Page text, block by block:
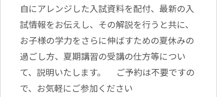
自にアレンジした入試資料を配付、最新の入
試情報をお伝えし、その解説を行うと共に、
お子様の学力をさらに伸ばすための夏休みの
過ごし方、夏期講習の受講の仕方等につい
て、説明いたします。 ご予約は不要ですの
で、お気軽にご参加ください